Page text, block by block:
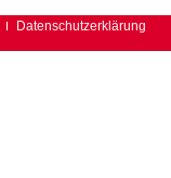
Datenschutzerklärung